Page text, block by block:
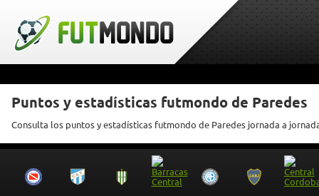
Puntos y estadísticas futmondo de Paredes
Consulta los puntos y estadísticas futmondo de Paredes jornada a